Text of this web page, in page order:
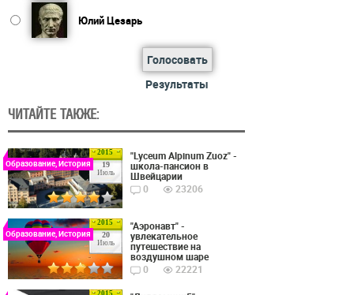
Юлий Цезарь
Голосовать
Результаты
ЧИТАЙТЕ ТАКЖЕ:
2015
19
Июль
Образование, История
"Lyceum Alpinum Zuoz" -
школа-пансион в
Швейцарии
0
23206
2015
20
Июль
Образование, История
"Аэронавт" -
увлекательное
путешествие на
воздушном шаре
0
22221
2015